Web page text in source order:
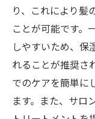
り、これにより髪
ことが可能です。
しやすいため、保
れることが推奨さ
でのケアを簡単に
ます。また、サロ